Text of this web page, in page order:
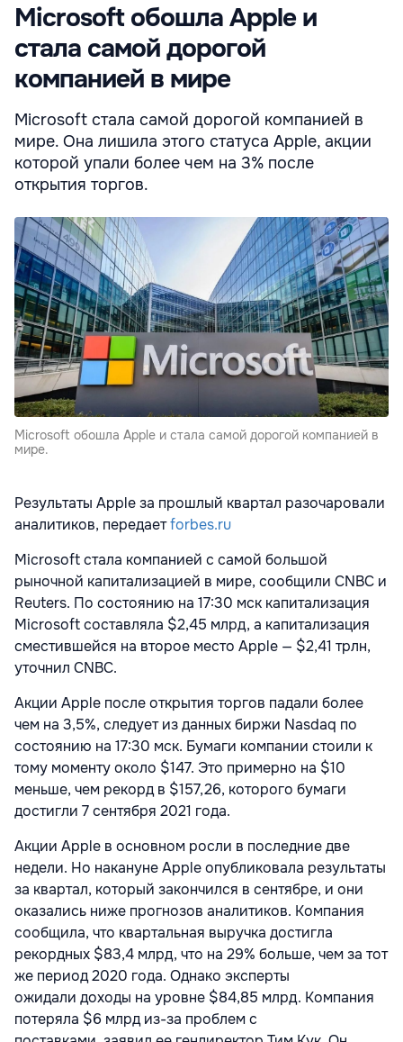
Microsoft обошла Apple и
стала самой дорогой
компанией в мире
Microsoft стала самой дорогой компанией в
мире. Она лишила этого статуса Apple, акции
которой упали более чем на 3% после
открытия торгов.
Microsoft обошла Apple и стала самой дорогой компанией в
мире.
Результаты Apple за прошлый квартал разочаровали
аналитиков, передаетforbes.ru
Microsoft стала компанией с самой большой
рыночной капитализацией в мире, сообщили CNBC и
Reuters. По состоянию на 17:30 мск капитализация
Microsoft составляла $2,45 млрд, а капитализация
сместившейся на второе место Apple — $2,41 трлн,
уточнил CNBC.
Акции Apple после открытия торгов падали более
чем на 3,5%, следует из данных биржи Nasdaq по
состоянию на 17:30 мск. Бумаги компании стоили к
тому моменту около $147. Это примерно на $10
меньше, чем рекорд в $157,26, которого бумаги
достигли 7 сентября 2021 года.
Акции Apple в основном росли в последние две
недели. Но накануне Apple опубликовала результаты
за квартал, который закончился в сентябре, и они
оказались ниже прогнозов аналитиков. Компания
сообщила, что квартальная выручка достигла
рекордных $83,4 млрд, что на 29% больше, чем за тот
же период 2020 года. Однако эксперты
ожидали доходы на уровне $84,85 млрд. Компания
потеряла $6 млрд из-за проблем с